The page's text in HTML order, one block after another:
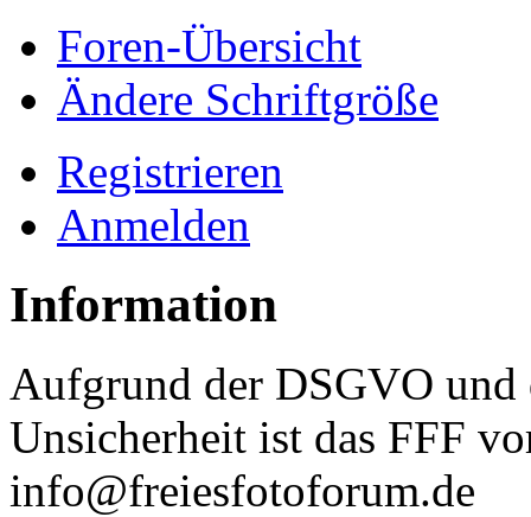
Foren-Übersicht
Ändere Schriftgröße
Registrieren
Anmelden
Information
Aufgrund der DSGVO und
Unsicherheit ist das FFF
info@freiesfotoforum.de